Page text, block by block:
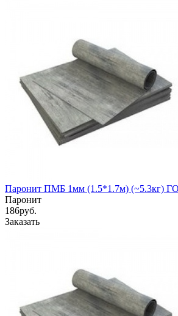
Паронит ПМБ 1мм (1.5*1.7м) (~5.3кг)
Паронит
186руб.
Заказать